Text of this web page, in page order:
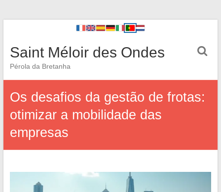
Saint Méloir des Ondes
Pérola da Bretanha
Os desafios da gestão de frotas:
otimizar a mobilidade das
empresas